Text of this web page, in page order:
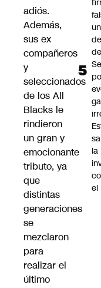
adiós.
Además,
sus ex
compañeros
y
seleccionados
de los All
Blacks le
rindieron
un gran y
emocionante
tributo, ya
que
distintas
generaciones
se
mezclaron
para
realizar el
último
la
el